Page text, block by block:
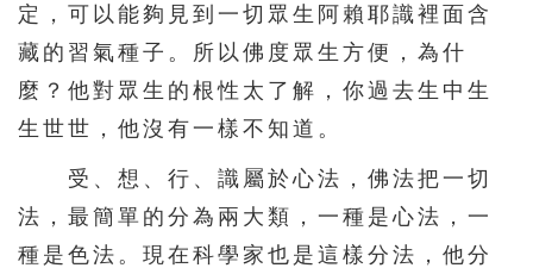
定，可以能夠見到一切眾生阿賴耶識裡面含
藏的習氣種子。所以佛度眾生方便，為什
麼？他對眾生的根性太了解，你過去生中生
生世世，他沒有一樣不知道。
受、想、行、識屬於心法，佛法把一切
法，最簡單的分為兩大類，一種是心法，一
種是色法。現在科學家也是這樣分法，他分